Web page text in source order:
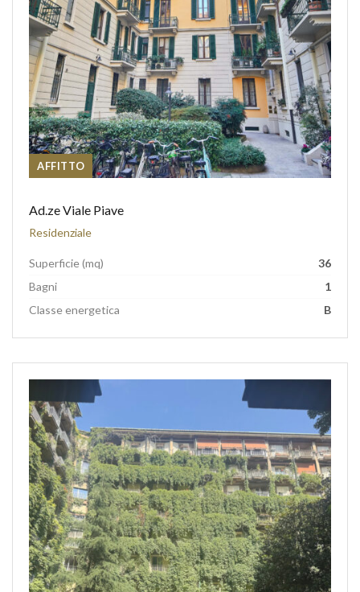
AFFITTO
Ad.ze Viale Piave
Residenziale
Superficie (mq)
36
Bagni
1
Classe energetica
B